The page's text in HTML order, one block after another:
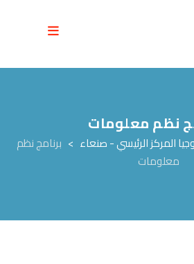
نظم معلومات
المركز الرئيسي - صنعاء > برنامج نظم
معلومات